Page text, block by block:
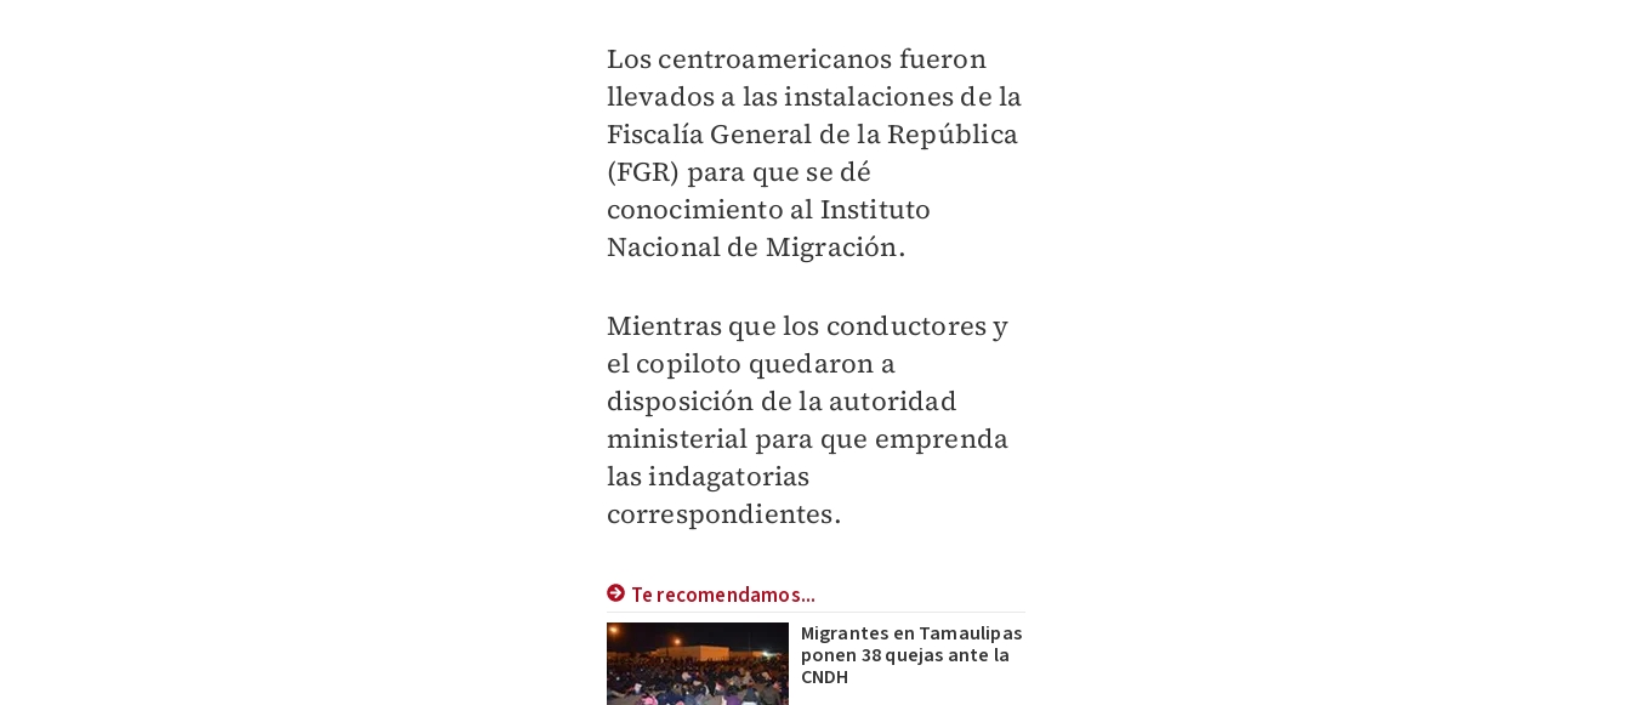
Los centroamericanos fueron
llevados a las instalaciones de la
Fiscalía General de la República
(FGR) para que se dé
conocimiento al Instituto
Nacional de Migración.
Mientras que los conductores y
el copiloto quedaron a
disposición de la autoridad
ministerial para que emprenda
las indagatorias
correspondientes.
Te recomendamos...
Migrantes en Tamaulipas
ponen 38 quejas ante la
CNDH